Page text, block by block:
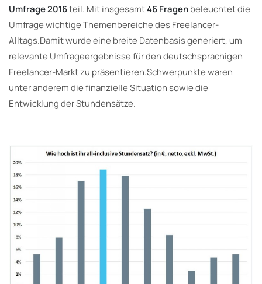
Umfrage 2016teil. Mit insgesamt46 Fragenbeleuchtet die
Umfrage wichtige Themenbereiche des Freelancer-
Alltags.Damit wurde eine breite Datenbasis generiert, um
relevante Umfrageergebnisse für den deutschsprachigen
Freelancer-Markt zu präsentieren.Schwerpunkte waren
unter anderem die finanzielle Situation sowie die
Entwicklung der Stundensätze.